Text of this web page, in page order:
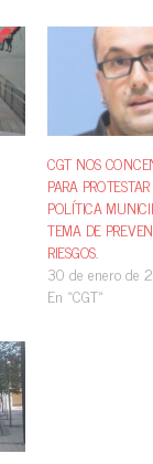
CGT NOS
PARA
POLÍTICA
TEMA DE
RIESGOS.
30 de enero de
En «CGT»